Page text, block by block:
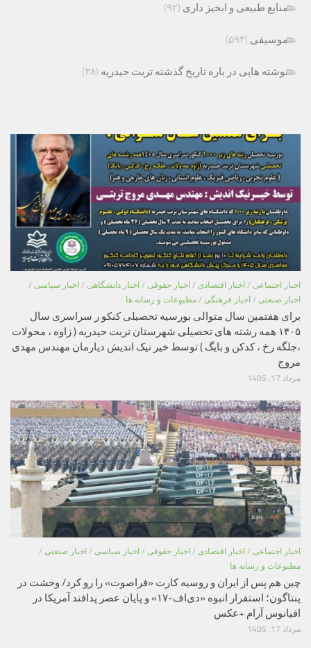
منابع طبیعی و ابخیز داری (۹۲)
موسیقی (۵۹۳)
نوشته هایی در باره تاریخ گذشته تربت حیدریه (۳۸)
اخبار اجتماعی / اخبار اقتصادی / اخبار حقوقی / اخبار دانشگاهی / اخبار سیاسی /
اخبار صنعتی / اخبار فرهنگی / مطبوعات و رسانه ها
برای هفتمین سال متوالی بورسیه تحصیلی کنکو ر سراسری سال
۱۴۰۵ همه رشته های تحصیلی شهرستان تربت حیدریه ( زاوه ، محولات
،جلگه رخ ، کدکن و بایگ ) توسط خیر نیک اندیش دیارمان مهندس مهدی
مروج
مرداد 17, 1405
اخبار اجتماعی / اخبار اقتصادی / اخبار حقوقی / اخبار سیاسی / اخبار صنعتی /
مطبوعات و رسانه ها
چین هم پس از ایران و روسیه کارت «فراصوت» را رو کرد/ وحشت در
پنتاگون؛ استقرار انبوه «دی‌اف‑۱۷» و پایان عصر پدافند آمریکا در
اقیانوس آرام +عکس
مرداد 17, 1405